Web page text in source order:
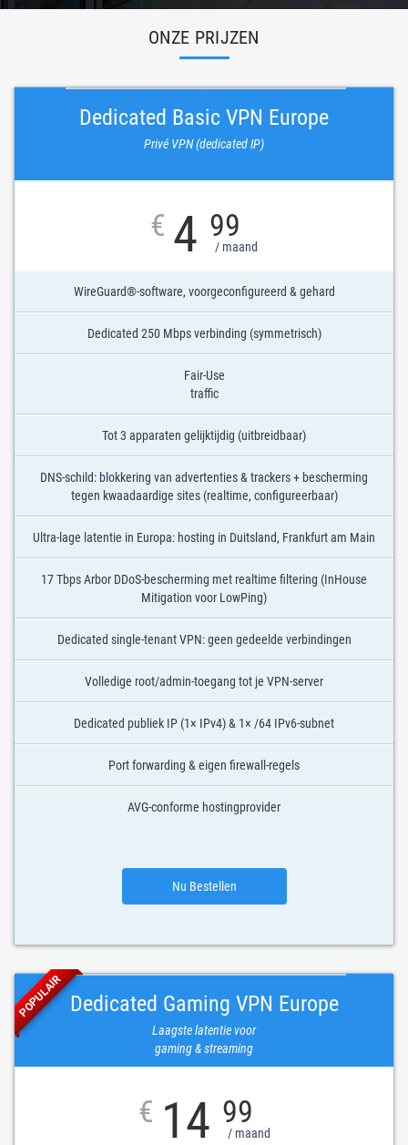
ONZE PRIJZEN
Dedicated Basic VPN Europe
Privé VPN (dedicated IP)
€ 4 99
/ maand
WireGuard®-software, voorgeconfigureerd & gehard
Dedicated 250 Mbps verbinding (symmetrisch)
Fair-Use
traffic
Tot 3 apparaten gelijktijdig (uitbreidbaar)
DNS-schild: blokkering van advertenties & trackers + bescherming
tegen kwaadaardige sites (realtime, configureerbaar)
Ultra-lage latentie in Europa: hosting in Duitsland, Frankfurt am Main
17 Tbps Arbor DDoS-bescherming met realtime filtering (InHouse
Mitigation voor LowPing)
Dedicated single-tenant VPN: geen gedeelde verbindingen
Volledige root/admin-toegang tot je VPN-server
Dedicated publiek IP (1× IPv4) & 1× /64 IPv6-subnet
Port forwarding & eigen firewall-regels
AVG-conforme hostingprovider
Nu Bestellen
Dedicated Gaming VPN Europe
Laagste latentie voor
gaming & streaming
POPULAIR
€ 14 99
/ maand